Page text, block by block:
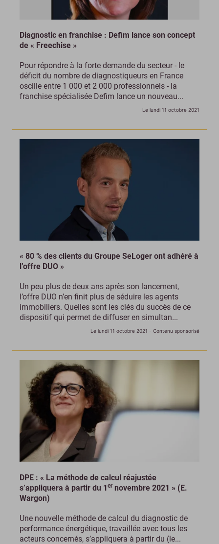
Diagnostic en franchise : Defim lance son concept
de « Freechise »
Pour répondre à la forte demande du secteur - le
déficit du nombre de diagnostiqueurs en France
oscille entre 1 000 et 2 000 professionnels - la
franchise spécialisée Defim lance un nouveau...
Le lundi 11 octobre 2021
« 80 % des clients du Groupe SeLoger ont adhéré à
l’offre DUO »
Un peu plus de deux ans après son lancement,
l’offre DUO n’en finit plus de séduire les agents
immobiliers. Quelles sont les clés du succès de ce
dispositif qui permet de diffuser en simultan...
Le lundi 11 octobre 2021 - Contenu sponsorisé
DPE : « La méthode de calcul réajustée
s’appliquera à partir du 1ernovembre 2021 » (E.
Wargon)
Une nouvelle méthode de calcul du diagnostic de
performance énergétique, travaillée avec tous les
acteurs concernés, s’appliquera à partir du (le...